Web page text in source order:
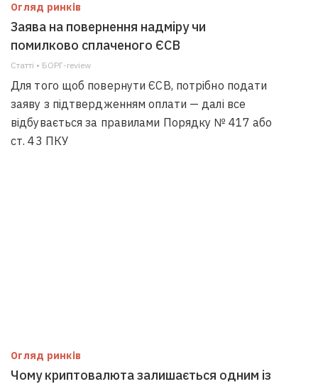
Огляд ринків
Заява на повернення надміру чи
помилково сплаченого ЄСВ
Статті • БОРГ-review
Для того щоб повернути ЄСВ, потрібно подати
заяву з підтвердженням оплати — далі все
відбувається за правилами Порядку № 417 або
ст. 43 ПКУ
Огляд ринків
Чому криптовалюта залишається одним із